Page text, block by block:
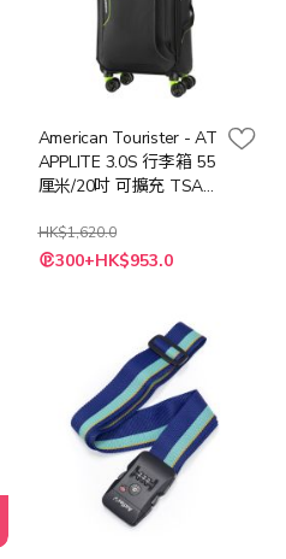
American Tourister - AT
APPLITE 3.0S 行李箱 55
厘米/20吋 可擴充 TSA
HK$1,620.0
特
殊 300+HK$953.0